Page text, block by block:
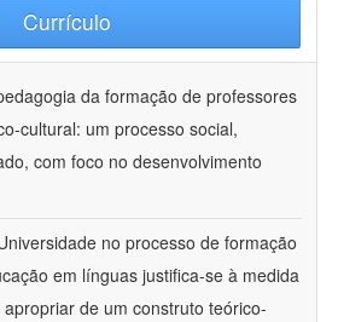
Currículo
da formação de professores
cultural: um processo social,
com foco no desenvolvimento
no processo de formação
em línguas justifica-se à medida
de um construto teórico-